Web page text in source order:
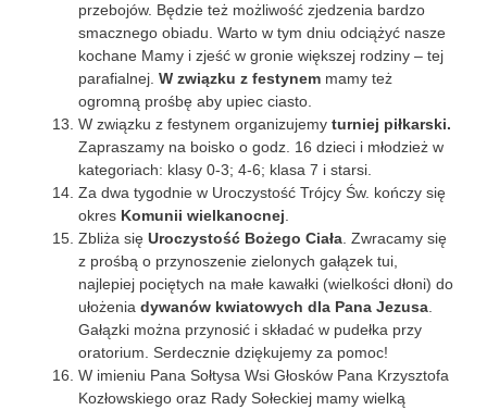
przebojów. Będzie też możliwość zjedzenia bardzo
smacznego obiadu. Warto w tym dniu odciążyć nasze
kochane Mamy i zjeść w gronie większej rodziny – tej
parafialnej. W związku z festynem mamy też
ogromną prośbę aby upiec ciasto.
W związku z festynem organizujemy turniej piłkarski.
Zapraszamy na boisko o godz. 16 dzieci i młodzież w
kategoriach: klasy 0-3; 4-6; klasa 7 i starsi.
Za dwa tygodnie w Uroczystość Trójcy Św. kończy się
okres Komunii wielkanocnej
Zbliża się Uroczystość Bożego Ciała . Zwracamy się
z prośbą o przynoszenie zielonych gałązek tui,
najlepiej pociętych na małe kawałki (wielkości dłoni) do
ułożenia dywanów kwiatowych dla Pana Jezusa
Gałązki można przynosić i składać w pudełka przy
oratorium. Serdecznie dziękujemy za pomoc!
W imieniu Pana Sołtysa Wsi Głosków Pana Krzysztofa
Kozłowskiego oraz Rady Sołeckiej mamy wielką